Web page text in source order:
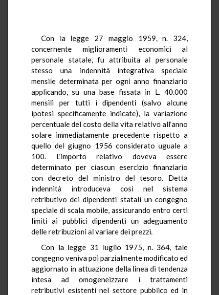
Con la legge 27 maggio 1959, n. 324,
concernente miglioramenti economici al
personale statale, fu attribuita al personale
stesso una indennità integrativa speciale
mensile determinata per ogni anno finanziario
applicando, su una base fissata in L. 40.000
mensili per tutti i dipendenti (salvo alcune
ipotesi specificamente indicate), la variazione
percentuale del costo della vita relativo all'anno
solare immediatamente precedente rispetto a
quello del giugno 1956 considerato uguale a
100. L'importo relativo doveva essere
determinato per ciascun esercizio finanziario
con decreto del ministro del tesoro. Detta
indennità introduceva così nel sistema
retributivo dei dipendenti statali un congegno
speciale di scala mobile, assicurando entro certi
limiti ai pubblici dipendenti un adeguamento
delle retribuzioni al variare dei prezzi.
Con la legge 31 luglio 1975, n. 364, tale
congegno veniva poi parzialmente modificato ed
aggiornato in attuazione della linea di tendenza
intesa ad omogeneizzare i trattamenti
retributivi esistenti nel settore pubblico ed in